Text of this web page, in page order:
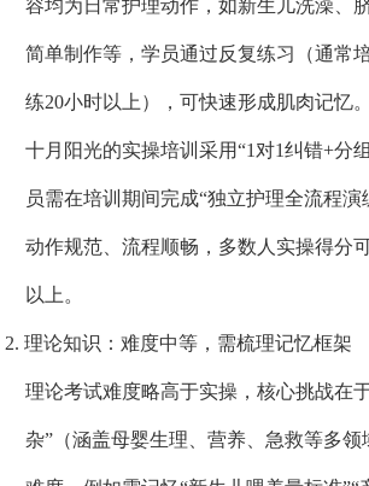
容均为日常护理动作，如新生儿洗澡、
简单制作等，学员通过反复练习（通常
练20小时以上），可快速形成肌肉记忆。
十月阳光的实操培训采用“1对1纠错+分
员需在培训期间完成“独立护理全流程演
动作规范、流程顺畅，多数人实操得分
以上。
2. 理论知识：难度中等，需梳理记忆框架
理论考试难度略高于实操，核心挑战在
杂”（涵盖母婴生理、营养、急救等多领